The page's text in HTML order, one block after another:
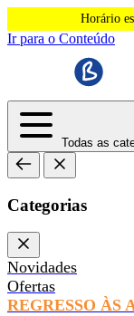
Horário
Ir para o Conteúdo
Todas as
Categorias
Novidades
Ofertas
REGRESSO ÀS